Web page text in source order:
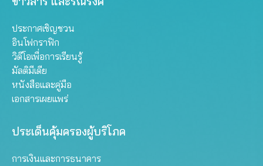
ประกาศเชิญชวน
อินโฟกราฟิก
วิดีโอเพื่อการเรียนรู้
มัลติมีเดีย
หนังสือและคู่มือ
เอกสารเผยแพร่
ประเด็นคุ้มครองผู้บริโภค
การเงินและการธนาคาร